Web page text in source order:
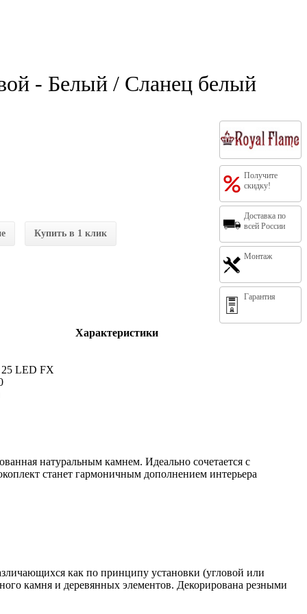
- Белый / Сланец белый
Получите
скидку!
Доставка по
всей России
Монтаж
Гарантия
Купить в 1 клик
Характеристики
LED FX
натуральным камнем. Идеально сочетается с
станет гармоничным дополнением интерьера
как по принципу установки (угловой или
камня и деревянных элементов. Декорирована резными